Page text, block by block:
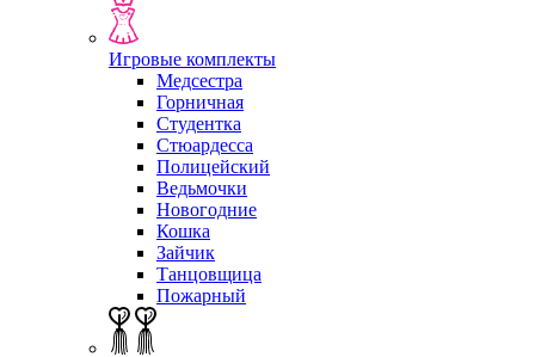
Игровые комплекты
Медсестра
Горничная
Студентка
Стюардесса
Полицейский
Ведьмочки
Новогодние
Кошка
Зайчик
Танцовщица
Пожарный